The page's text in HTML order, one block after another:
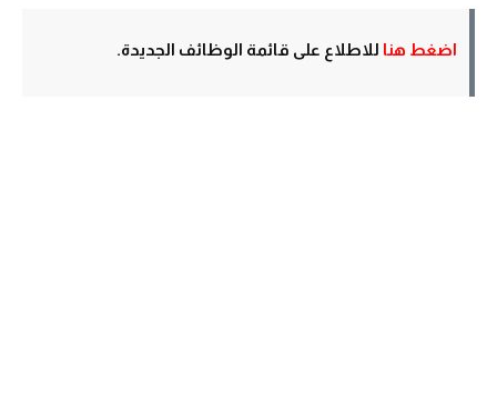
اضغط هنا للاطلاع على قائمة الوظائف الجديدة.